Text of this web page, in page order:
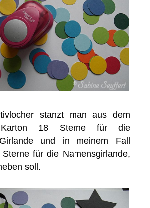
stanzt man aus dem
Karton 18 Sterne für die
Girlande und in meinem Fall
für die Namensgirlande,
soll.